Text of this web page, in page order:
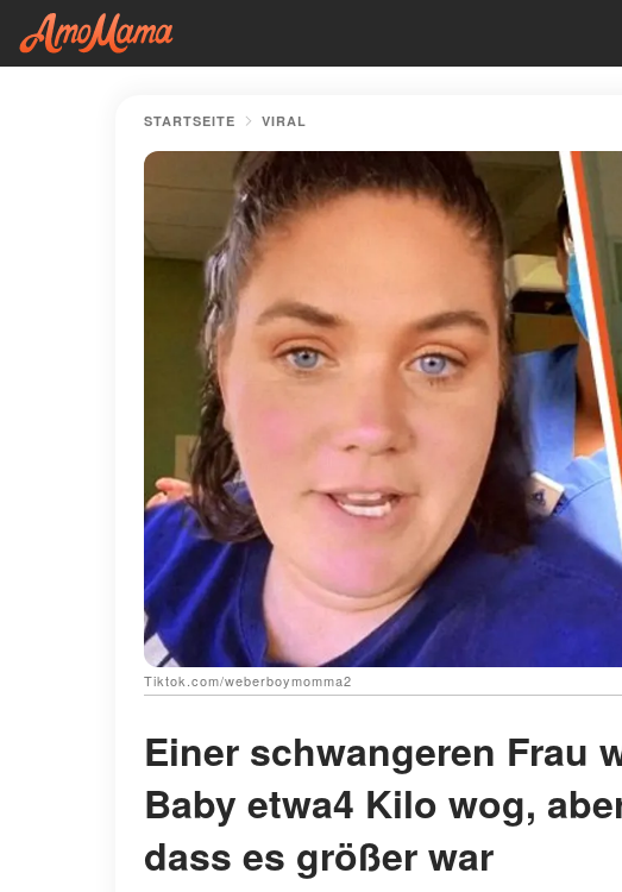
STARTSEITE VIRAL
Tiktok.com/weberboymomma2
Einer schwangeren Frau
Baby etwa4 Kilo wog,
dass es größer war